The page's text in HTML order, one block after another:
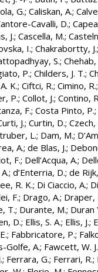
G.; Caliskan, A.;
Cavalli, D.;
J.; Cascella, M.;
I.; Chakrabortty, J.;
S.; Chehab,
P.; Childers, J. T.;
K.; Ciftci, R.; Cimino, R.;
P.; Collot, J.; Contino,
F.; Costa Pinto, P.;
J.; Curtin, D.; Czech,
L.; Dam, M.;
A.; de Blas, J.;
F.; Dell’Acqua, A.;
; d’Enterria, D.; de
R. K.; Di Ciaccio, A.;
F.; Drago, A.; Draper,
T.; Durante, M.; Duran
D.; Ellis, S. A.; Ellis, J.;
; Fabbricatore, P.;
Golfe, A.; Fawcett, W. J.
; Ferrara, G.; Ferrari, R.;